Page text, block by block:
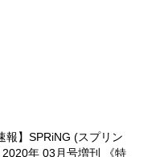
報】SPRiNG (スプリン
2020年 03月号増刊 《特